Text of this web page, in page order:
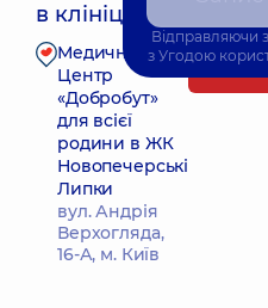
в клініці
Медичний
Центр
«Добробут»
для всієї
родини в ЖК
Новопечерські
Липки
вул. Андрія
Верхогляда,
16-А, м. Київ
Відправляючи
з Угодою